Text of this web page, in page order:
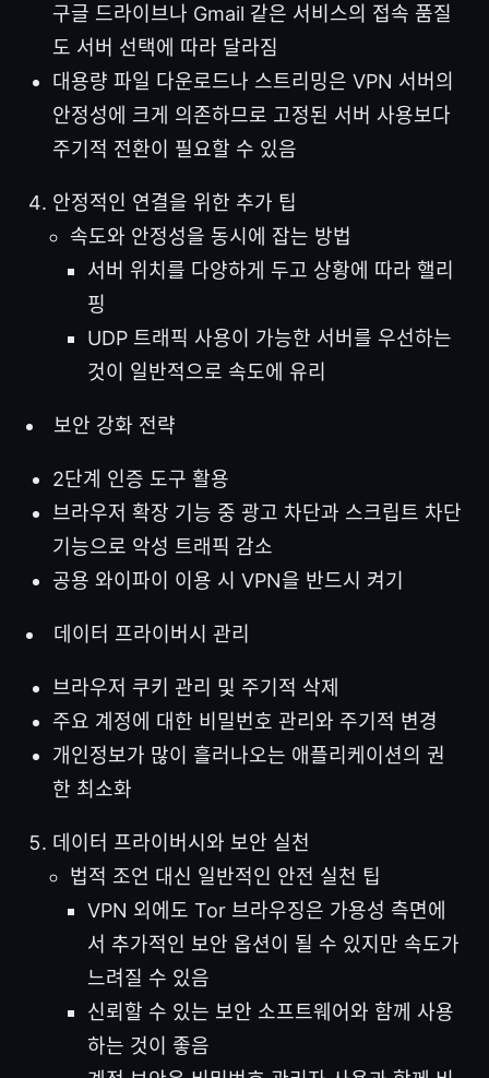
구글 드라이브나 Gmail 같은 서비스의 접속 품질
도 서버 선택에 따라 달라짐
대용량 파일 다운로드나 스트리밍은 VPN 서버의
안정성에 크게 의존하므로 고정된 서버 사용보다
주기적 전환이 필요할 수 있음
안정적인 연결을 위한 추가 팁
속도와 안정성을 동시에 잡는 방법
서버 위치를 다양하게 두고 상황에 따라 핼리
핑
UDP 트래픽 사용이 가능한 서버를 우선하는
것이 일반적으로 속도에 유리
보안 강화 전략
2단계 인증 도구 활용
브라우저 확장 기능 중 광고 차단과 스크립트 차단
기능으로 악성 트래픽 감소
공용 와이파이 이용 시 VPN을 반드시 켜기
데이터 프라이버시 관리
브라우저 쿠키 관리 및 주기적 삭제
주요 계정에 대한 비밀번호 관리와 주기적 변경
개인정보가 많이 흘러나오는 애플리케이션의 권
한 최소화
데이터 프라이버시와 보안 실천
법적 조언 대신 일반적인 안전 실천 팁
VPN 외에도 Tor 브라우징은 가용성 측면에
서 추가적인 보안 옵션이 될 수 있지만 속도가
느려질 수 있음
신뢰할 수 있는 보안 소프트웨어와 함께 사용
하는 것이 좋음